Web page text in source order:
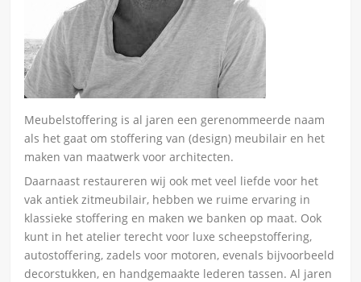
Meubelstoffering is al jaren een gerenommeerde naam
als het gaat om stoffering van (design) meubilair en het
maken van maatwerk voor architecten.
Daarnaast restaureren wij ook met veel liefde voor het
vak antiek zitmeubilair, hebben we ruime ervaring in
klassieke stoffering en maken we banken op maat. Ook
kunt in het atelier terecht voor luxe scheepstoffering,
autostoffering, zadels voor motoren, evenals bijvoorbeeld
decorstukken, en handgemaakte lederen tassen. Al jaren